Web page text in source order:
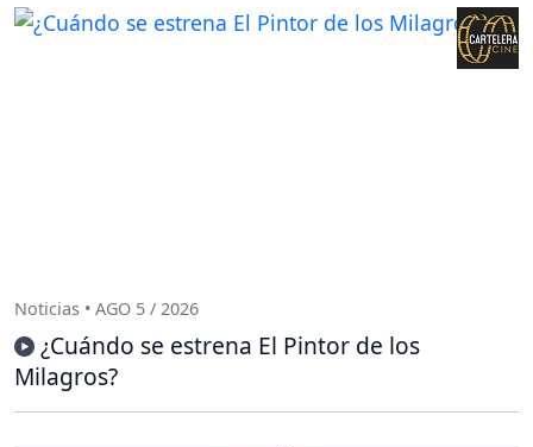
Noticias • AGO 5 / 2026
¿Cuándo se estrena El Pintor de los
Milagros?